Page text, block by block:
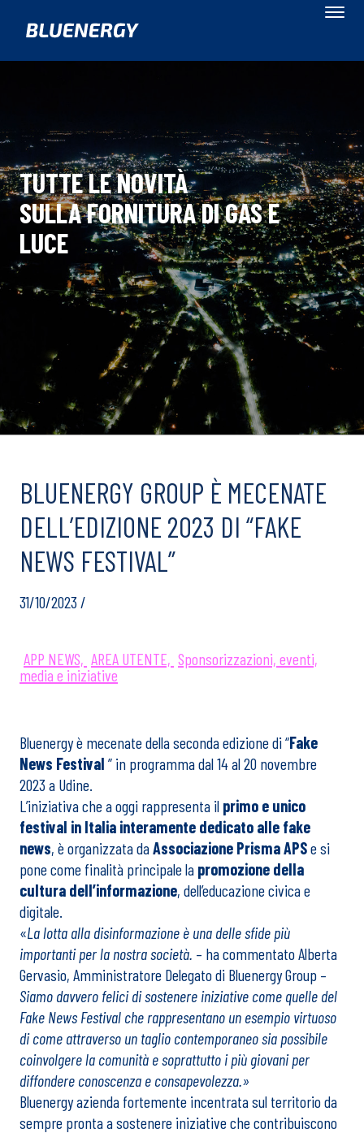
TUTTE LE NOVITÀ
SULLA FORNITURA DI GAS E
LUCE
BLUENERGY GROUP È MECENATE
DELL’EDIZIONE 2023 DI “FAKE
NEWS FESTIVAL”
31/10/2023 /
APP NEWS, AREA UTENTE, Sponsorizzazioni, eventi,
media e iniziative
Bluenergy è mecenate della seconda edizione di “Fake
News Festival ” in programma dal 14 al 20 novembre
2023 a Udine.
L’iniziativa che a oggi rappresenta il primo e unico
festival in Italia interamente dedicato alle fake
news, è organizzata daAssociazione Prisma APSe si
pone come finalità principale la promozione della
cultura dell’informazione, dell’educazione civica e
digitale.
«La lotta alla disinformazione è una delle sfide più
importanti per la nostra società. – ha commentato Alberta
Gervasio, Amministratore Delegato di Bluenergy Group –
Siamo davvero felici di sostenere iniziative come quelle del
Fake News Festival che rappresentano un esempio virtuoso
di come attraverso un taglio contemporaneo sia possibile
coinvolgere la comunità e soprattutto i più giovani per
diffondere conoscenza e consapevolezza.»
Bluenergy azienda fortemente incentrata sul territorio da
sempre pronta a sostenere iniziative che contribuiscono